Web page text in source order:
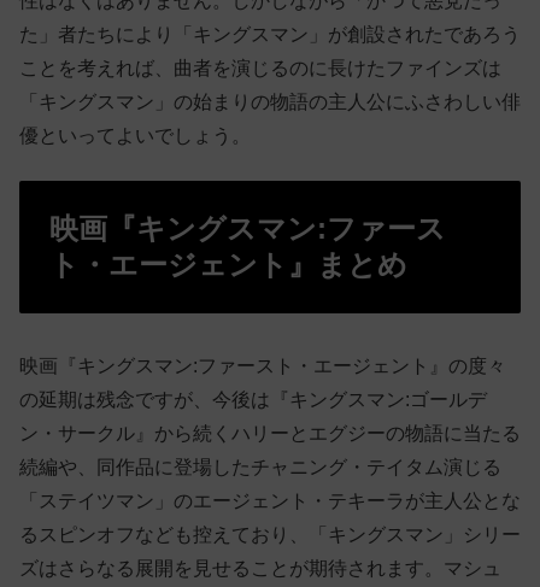
た」者たちにより「キングスマン」が創設されたであろう
ことを考えれば、曲者を演じるのに長けたファインズは
「キングスマン」の始まりの物語の主人公にふさわしい俳
優といってよいでしょう。
映画『キングスマン:ファース
ト・エージェント』まとめ
映画『キングスマン:ファースト・エージェント』の度々
の延期は残念ですが、今後は『キングスマン:ゴールデ
ン・サークル』から続くハリーとエグジーの物語に当たる
続編や、同作品に登場したチャニング・テイタム演じる
「ステイツマン」のエージェント・テキーラが主人公とな
るスピンオフなども控えており、「キングスマン」シリー
ズはさらなる展開を見せることが期待されます。マシュ